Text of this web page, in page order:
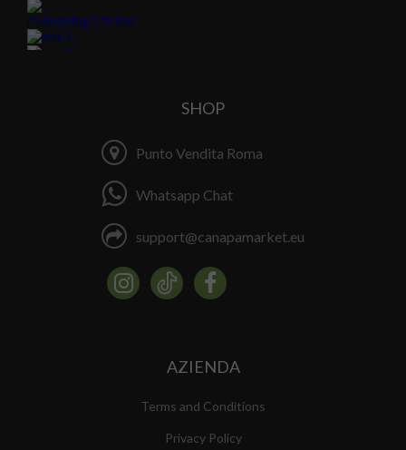
SHOP
Punto Vendita Roma
Whatsapp Chat
support@canapamarket.eu
AZIENDA
Terms and Conditions
Privacy Policy